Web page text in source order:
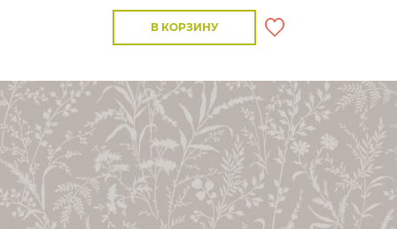
В КОРЗИНУ